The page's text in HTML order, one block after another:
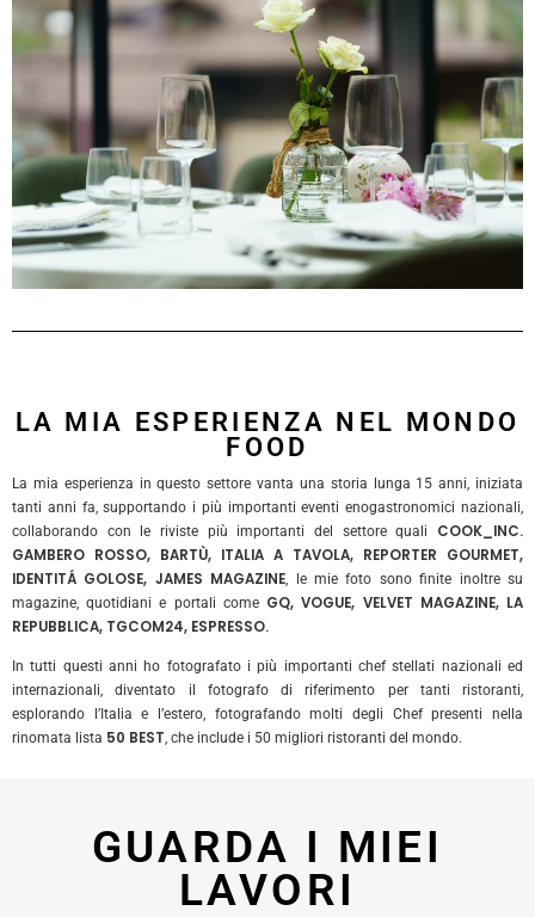
LA MIA ESPERIENZA NEL MONDO
FOOD
La mia esperienza in questo settore vanta una storia lunga 15 anni, iniziata
tanti anni fa, supportando i più importanti eventi enogastronomici nazionali,
collaborando con le riviste più importanti del settore quali COOK_INC.
GAMBERO ROSSO, BARTÙ, ITALIA A TAVOLA, REPORTER GOURMET,
IDENTITÁ GOLOSE, JAMES MAGAZINE, le mie foto sono finite inoltre su
magazine, quotidiani e portali come GQ, VOGUE, VELVET MAGAZINE, LA
REPUBBLICA, TGCOM24, ESPRESSO.
In tutti questi anni ho fotografato i più importanti chef stellati nazionali ed
internazionali, diventato il fotografo di riferimento per tanti ristoranti,
esplorando l’Italia e l’estero, fotografando molti degli Chef presenti nella
rinomata lista 50 BEST, che include i 50 migliori ristoranti del mondo.
GUARDA I MIEI
LAVORI